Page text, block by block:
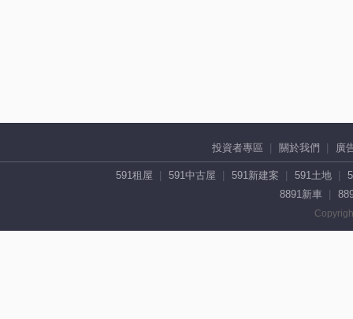
投資者專區 關於我們 廣
591租屋 591中古屋 591新建案 591土地
8891新車